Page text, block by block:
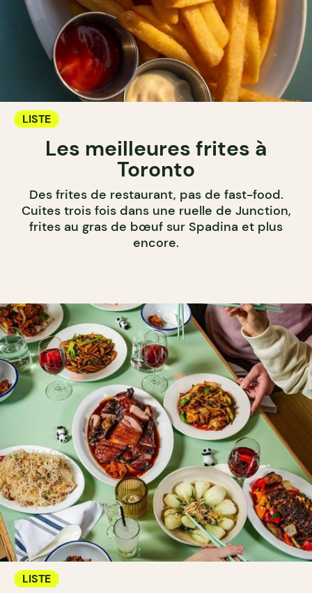
LISTE
Les meilleures frites à
Toronto
Des frites de restaurant, pas de fast-food.
Cuites trois fois dans une ruelle de Junction,
frites au gras de bœuf sur Spadina et plus
encore.
LISTE